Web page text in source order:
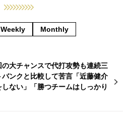
Weekly Monthly
の大チャンスで代打攻勢も連続三
ンクと比較して苦言「近藤健介
ない」「勝つチームはしっかり